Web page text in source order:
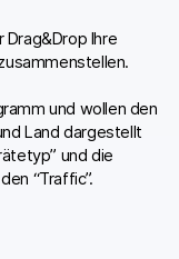
Ihre
und wollen den
Land dargestellt
und die
“Traffic”.